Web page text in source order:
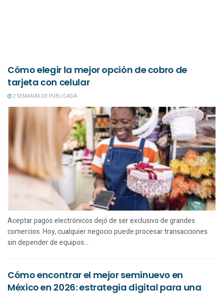
Cómo elegir la mejor opción de cobro de
tarjeta con celular
2 SEMANAS DE PUBLICADA
Aceptar pagos electrónicos dejó de ser exclusivo de grandes
comercios. Hoy, cualquier negocio puede procesar transacciones
sin depender de equipos...
Cómo encontrar el mejor seminuevo en
México en 2026: estrategia digital para una